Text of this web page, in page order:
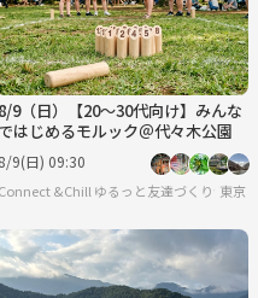
8/9（日）【20～30代向け】みんな
ではじめるモルック＠代々木公園
8/9(日) 09:30
Connect &Chill ゆるっと友達づくり会東京